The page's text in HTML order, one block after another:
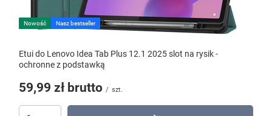
Nowość Nasz bestseller
Etui do Lenovo Idea Tab Plus 12.1 2025 slot na rysik -
ochronne z podstawką
59,99 zł brutto / szt.